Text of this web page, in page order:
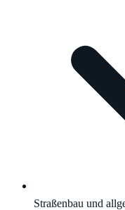
Straßenbau und